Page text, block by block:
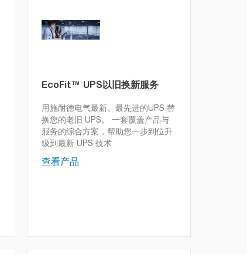
EcoFit™ UPS以旧换新服务
用施耐德电气最新、最先进的UPS 替
换您的老旧 UPS。
一套覆盖产品与
服务的综合方案，帮助您一步到位升
级到最新 UPS 技术
查看产品